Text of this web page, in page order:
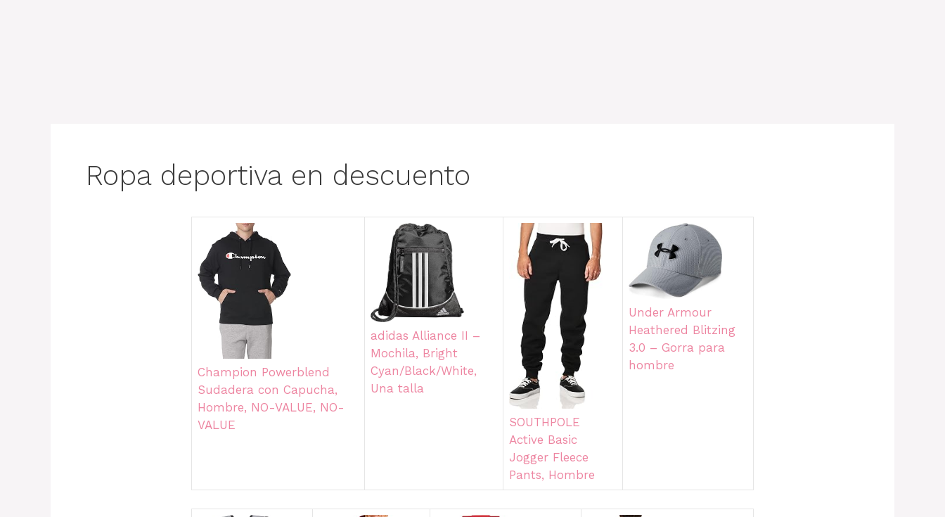
Ropa deportiva en descuento
Champion Powerblend
Sudadera con Capucha,
Hombre, NO-VALUE, NO-
VALUE
adidas Alliance II –
Mochila, Bright
Cyan/Black/White,
Una talla
SOUTHPOLE
Active Basic
Jogger Fleece
Pants, Hombre
Under Armour
Heathered Blitzing
3.0 – Gorra para
hombre